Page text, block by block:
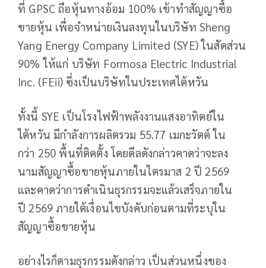
ที่ GPSC ถือหุ้นทางอ้อม 100% เข้าทำสัญญาซื้อ
ขายหุ้น เพื่อจำหน่ายเงินลงทุนในบริษัท Sheng
Yang Energy Company Limited (SYE) ในสัดส่วน
90% ให้แก่ บริษัท Formosa Electric Industrial
Inc. (FEii) ซึ่งเป็นบริษัทในประเทศไต้หวัน
ทั้งนี้ SYE เป็นโรงไฟฟ้าพลังงานแสงอาทิตย์ใน
ไต้หวัน มีกำลังการผลิตรวม 55.77 เมกะวัตต์ ใน
กว่า 250 พื้นที่ติดตั้ง โดยดีลดังกล่าวคาดว่าจะลง
นามสัญญาซื้อขายหุ้นภายในไตรมาส 2 ปี 2569
และคาดว่าการดำเนินธุรกรรมจะแล้วเสร็จภายใน
ปี 2569 ภายใต้เงื่อนไขบังคับก่อนตามที่ระบุใน
สัญญาซื้อขายหุ้น
อย่างไรก็ตามธุรกรรมดังกล่าว เป็นส่วนหนึ่งของ